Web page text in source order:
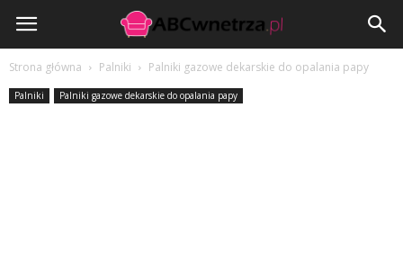
ABCwnetrza.pl
Strona główna Palniki Palniki gazowe dekarskie do opalania papy
Palniki Palniki gazowe dekarskie do opalania papy